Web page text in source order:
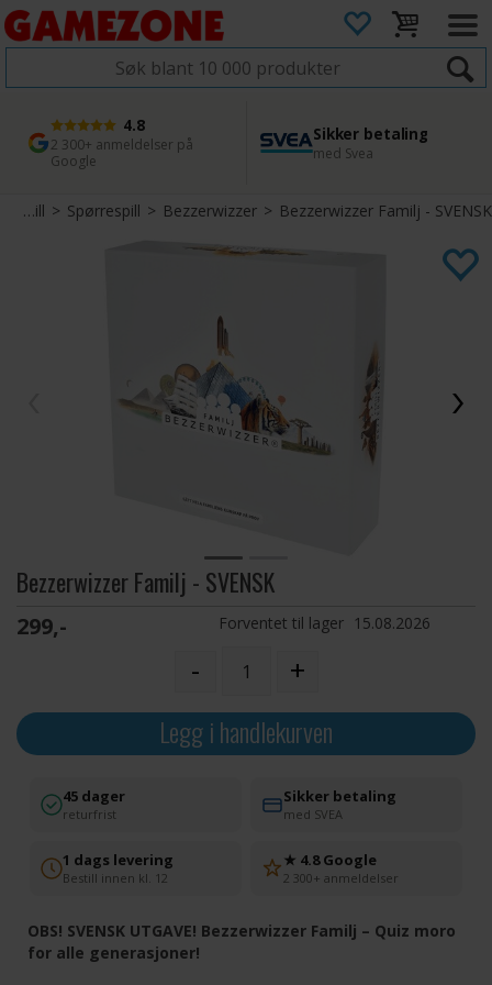
4.8
2 300+ anmeldelser på
Google
Sikker betaling
med Svea
1 dags levering
Bestill innen kl. 12
45 dager returfrist
Enkel retur
Brettspill >Spørrespill> Bezzerwizzer> Bezzerwizzer Familj - SVENSK
Bezzerwizzer Familj - SVENSK
299,- Forventet til lager 15.08.2026
- +
Legg i handlekurven
45 dager
returfrist
Sikker betaling
med SVEA
1 dags levering
Bestill innen kl. 12
★ 4.8 Google
2 300+ anmeldelser
OBS! SVENSK UTGAVE! Bezzerwizzer Familj – Quiz moro
for alle generasjoner!